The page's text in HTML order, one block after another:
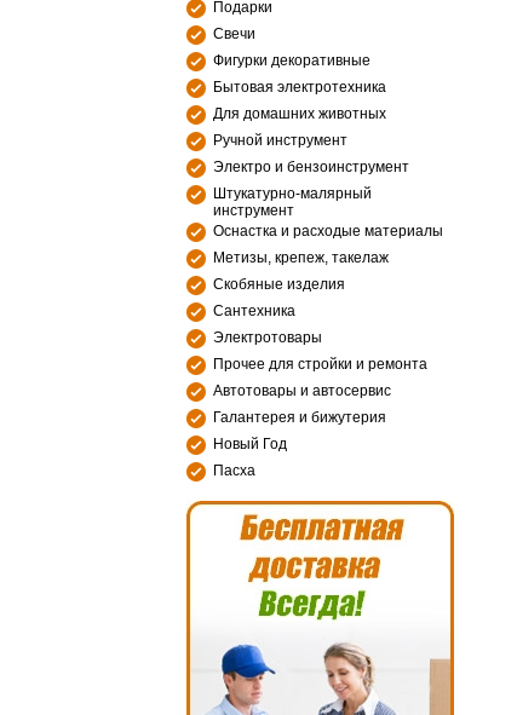
Подарки
Свечи
Фигурки декоративные
Бытовая электротехника
Для домашних животных
Ручной инструмент
Электро и бензоинструмент
Штукатурно-малярный
инструмент
Оснастка и расходые материалы
Метизы, крепеж, такелаж
Скобяные изделия
Сантехника
Электротовары
Прочее для стройки и ремонта
Автотовары и автосервис
Галантерея и бижутерия
Новый Год
Пасха